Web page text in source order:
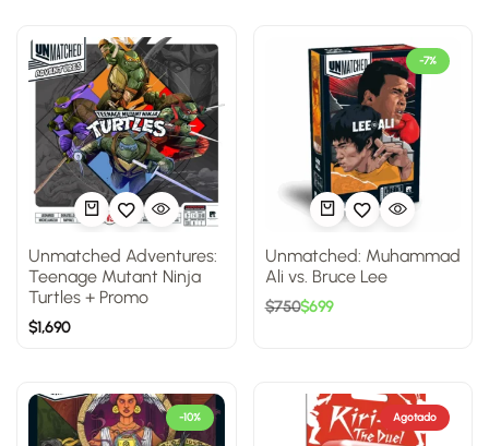
Unmatched Adventures:
Teenage Mutant Ninja
Turtles + Promo
$1,690
-7%
Unmatched: Muhammad
Ali vs. Bruce Lee
$750$699
-10% Agotado